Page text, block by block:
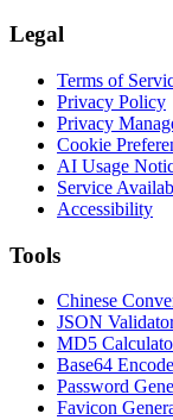
Legal
Terms of
Privacy Policy
Privacy
Cookie
AI Usage
Service
Accessibility
Tools
Chinese
JSON
MD5
Base64
Password
Favicon